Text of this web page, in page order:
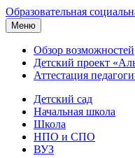
Образовательная
Меню
Обзор возможностей
Детский проект
Аттестация
Детский сад
Начальная школа
Школа
НПО и СПО
ВУЗ